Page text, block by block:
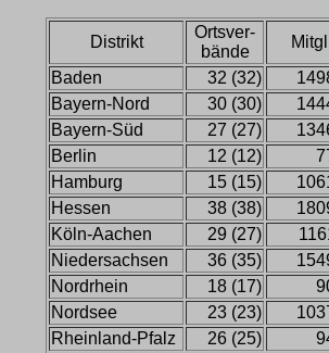
Distrikt
Ortsver-
bände
Baden
32 (32)
Bayern-Nord
30 (30)
Bayern-Süd
27 (27)
Berlin
12 (12)
Hamburg
15 (15)
Hessen
38 (38)
Köln-Aachen
29 (27)
Niedersachsen
36 (35)
Nordrhein
18 (17)
Nordsee
23 (23)
Rheinland-Pfalz
26 (25)